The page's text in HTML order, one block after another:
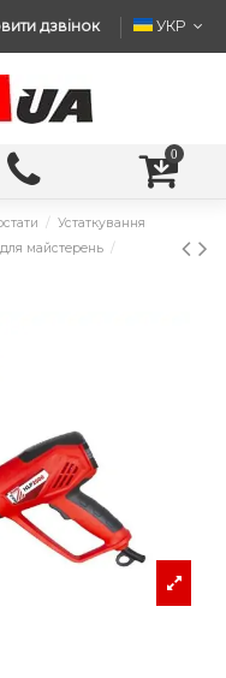
дзвінок УКР
0
Устаткування
майстерень